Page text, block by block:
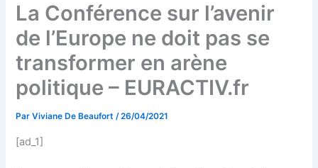
La Conférence sur l’avenir
de l’Europe ne doit pas se
transformer en arène
politique – EURACTIV.fr
ParViviane De Beaufort/26/04/2021
[ad_1]